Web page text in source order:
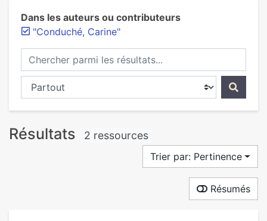
Dans les auteurs ou contributeurs
"Conduché, Carine"
Chercher parmi les résultats...
Chercher dans...
Résultats 2 ressources
Trier par: Pertinence
Résumés